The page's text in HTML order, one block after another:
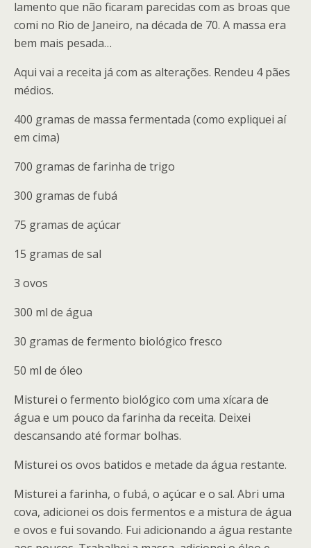
lamento que não ficaram parecidas com as broas que
comi no Rio de Janeiro, na década de 70. A massa era
bem mais pesada…
Aqui vai a receita já com as alterações. Rendeu 4 pães
médios.
400 gramas de massa fermentada (como expliquei aí
em cima)
700 gramas de farinha de trigo
300 gramas de fubá
75 gramas de açúcar
15 gramas de sal
3 ovos
300 ml de água
30 gramas de fermento biológico fresco
50 ml de óleo
Misturei o fermento biológico com uma xícara de
água e um pouco da farinha da receita. Deixei
descansando até formar bolhas.
Misturei os ovos batidos e metade da água restante.
Misturei a farinha, o fubá, o açúcar e o sal. Abri uma
cova, adicionei os dois fermentos e a mistura de água
e ovos e fui sovando. Fui adicionando a água restante